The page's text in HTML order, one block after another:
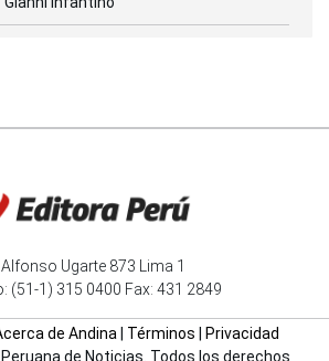
Alfonso Ugarte 873 Lima 1
(51-1) 315 0400 Fax: 431 2849
de Andina Términos
Privacidad
de Noticias. Todos los derechos